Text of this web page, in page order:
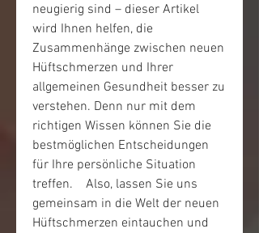
neugierig sind – dieser Artikel
wird Ihnen helfen, die
Zusammenhänge zwischen neuen
Hüftschmerzen und Ihrer
allgemeinen Gesundheit besser zu
verstehen. Denn nur mit dem
richtigen Wissen können Sie die
bestmöglichen Entscheidungen
für Ihre persönliche Situation
treffen.    Also, lassen Sie uns
gemeinsam in die Welt der neuen
Hüftschmerzen eintauchen und